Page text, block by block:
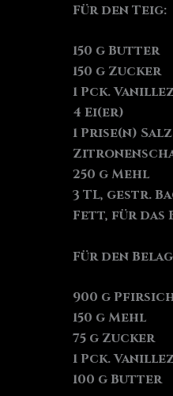
Für den Teig:
150 g Butter
150 g Zucker
1 Pck.
4 Ei(er)
1 Prise(n) Salz
250 g Mehl
3 TL, gestr.
Fett, für das
Für den
900 g
150 g Mehl
75 g Zucker
1 Pck.
100 g Butter